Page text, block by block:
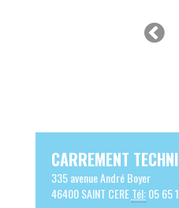
CARREMENT
335 avenue André Boyer
46400 SAINT CERETél:05 65